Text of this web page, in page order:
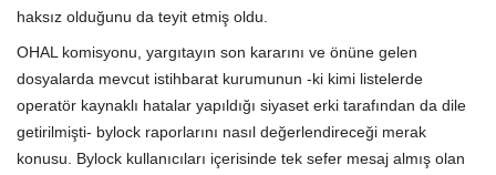
haksız olduğunu da teyit etmiş oldu.
OHAL komisyonu, yargıtayın son kararını ve önüne gelen
dosyalarda mevcut istihbarat kurumunun -ki kimi listelerde
operatör kaynaklı hatalar yapıldığı siyaset erki tarafından da dile
getirilmişti- bylock raporlarını nasıl değerlendireceği merak
konusu. Bylock kullanıcıları içerisinde tek sefer mesaj almış olan